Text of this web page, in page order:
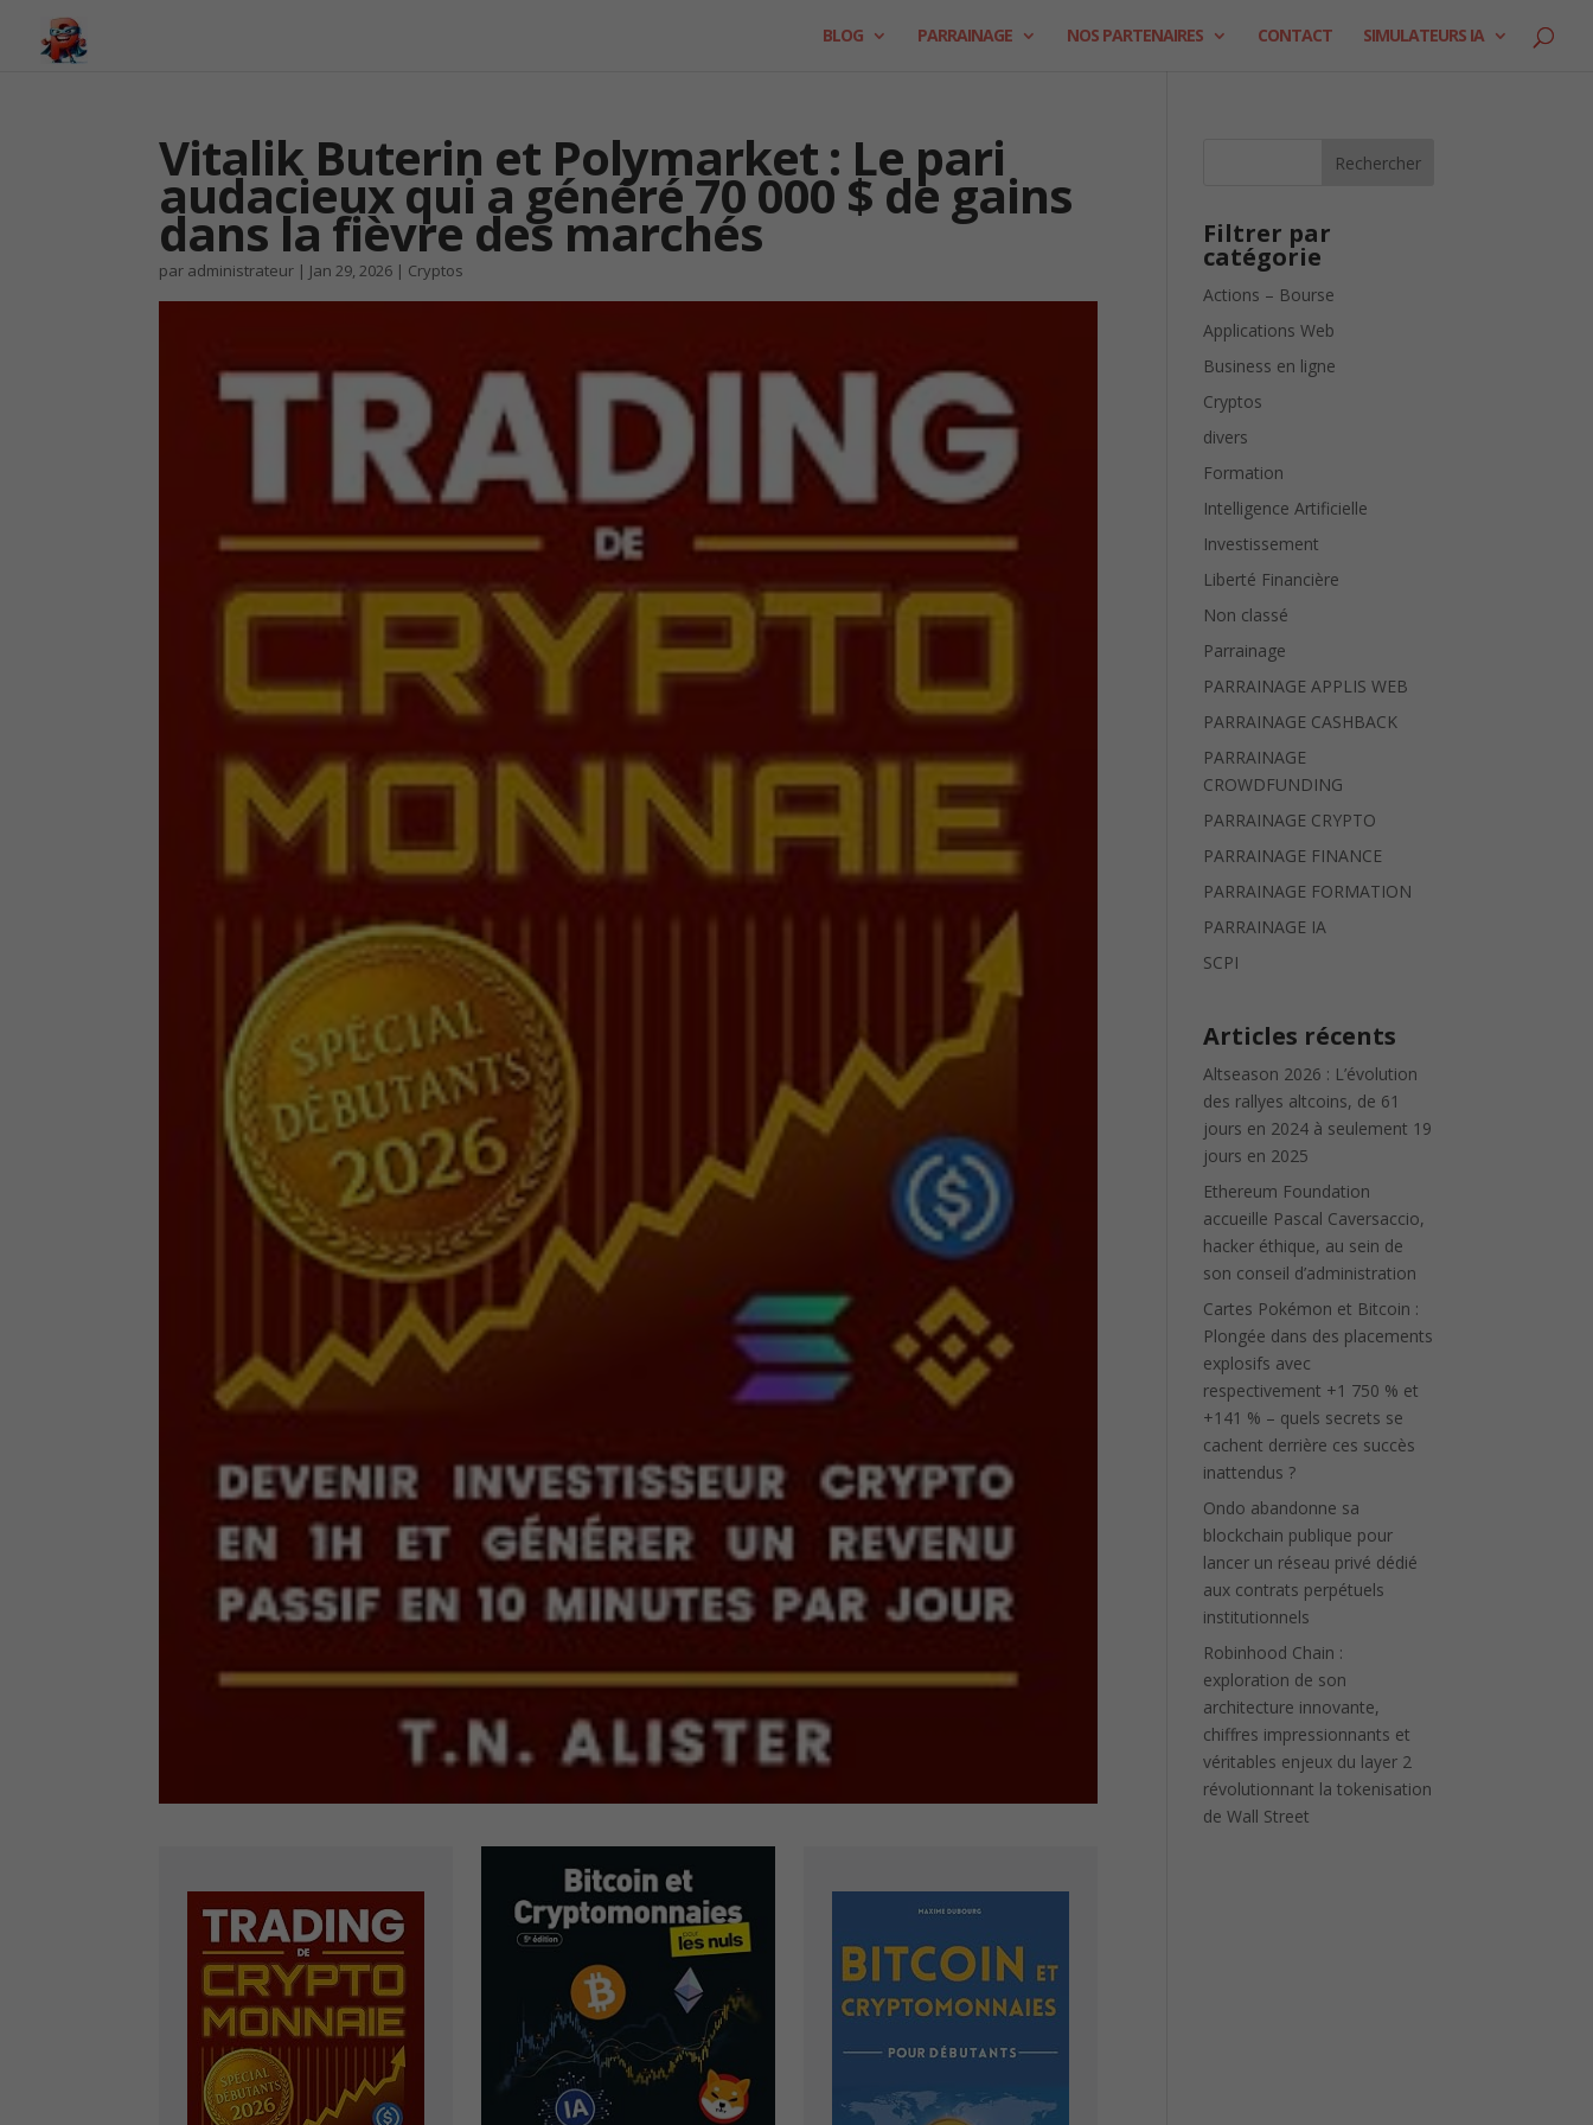
BLOG PARRAINAGE NOS PARTENAIRES CONTACT SIMULATEURS IA
Vitalik Buterin et Polymarket : Le pari
audacieux qui a généré 70 000 $ de gains
dans la fièvre des marchés
par administrateur | Jan 29, 2026 | Cryptos
Rechercher
Filtrer par
catégorie
Actions – Bourse
Applications Web
Business en ligne
Cryptos
divers
Formation
Intelligence Artificielle
Investissement
Liberté Financière
Non classé
Parrainage
PARRAINAGE APPLIS WEB
PARRAINAGE CASHBACK
PARRAINAGE
CROWDFUNDING
PARRAINAGE CRYPTO
PARRAINAGE FINANCE
PARRAINAGE FORMATION
PARRAINAGE IA
SCPI
Articles récents
Altseason 2026 : L’évolution
des rallyes altcoins, de 61
jours en 2024 à seulement 19
jours en 2025
Ethereum Foundation
accueille Pascal Caversaccio,
hacker éthique, au sein de
son conseil d’administration
Cartes Pokémon et Bitcoin :
Plongée dans des placements
explosifs avec
respectivement +1 750 % et
+141 % – quels secrets se
cachent derrière ces succès
inattendus ?
Ondo abandonne sa
blockchain publique pour
lancer un réseau privé dédié
aux contrats perpétuels
institutionnels
Robinhood Chain :
exploration de son
architecture innovante,
chiffres impressionnants et
véritables enjeux du layer 2
révolutionnant la tokenisation
de Wall Street